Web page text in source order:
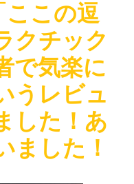
ここの逗
クチック
で気楽に
うレビュ
した！あ
ました！